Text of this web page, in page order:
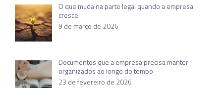
O que muda na parte legal quando a empresa
cresce
9 de março de 2026
Documentos que a empresa precisa manter
organizados ao longo do tempo
23 de fevereiro de 2026